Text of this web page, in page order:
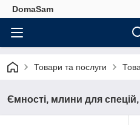
DomaSam
Товари та послуги
Ємності, млини для